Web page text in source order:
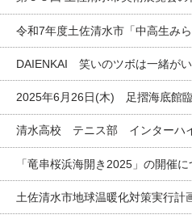
令和7年度土佐清水市「中高生み
DAIENKAI 笑いのツボは一緒が
2025年6月26日(木) 足摺海底館
清水高校 テニス部 インターハ
「竜串桜浜海開き2025」の開催に
土佐清水市地球温暖化対策実行計